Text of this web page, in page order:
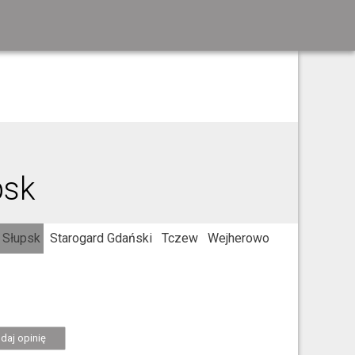
Słupsk Starogard Gdański Tczew Wejherowo
opinię